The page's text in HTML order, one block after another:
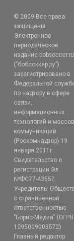
© 2009 Все права
защищены.
Электронное
периодическое
издание bobsoccer.ru
("бобсоккер.ру")
зарегистрировано в
Федеральной
по надзору в сфере
связи,
информационных
технологий и
коммуникаций
(Роскомнадзор) 19
января 2011г.
Свидетельство о
регистрации Эл
№ФС77-43557.
Учредитель:
с ограниченной
ответственностью
"Борис-Медиа" (ОГРН
1095009003572)
Главный редактор: